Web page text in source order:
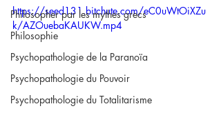
Philosopher par les mythes grecs
Philosophie
Psychopathologie de la Paranoïa
Psychopathologie du Pouvoir
Psychopathologie du Totalitarisme
https://seed131.bitchute.com/eC0uWtOiXZu
k/AZOuebaKAUKW.mp4